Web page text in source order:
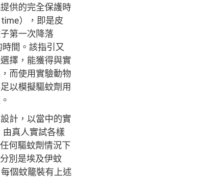
供的完全保護時
），即是皮
第一次降落
時間。該指引又
擇，能獲得與實
而使用實驗動物
以模擬驅蚊劑用
計，以當中的實
真人實試各樣
何驅蚊劑情況下
別是埃及伊蚊
個蚊籠裝有上述